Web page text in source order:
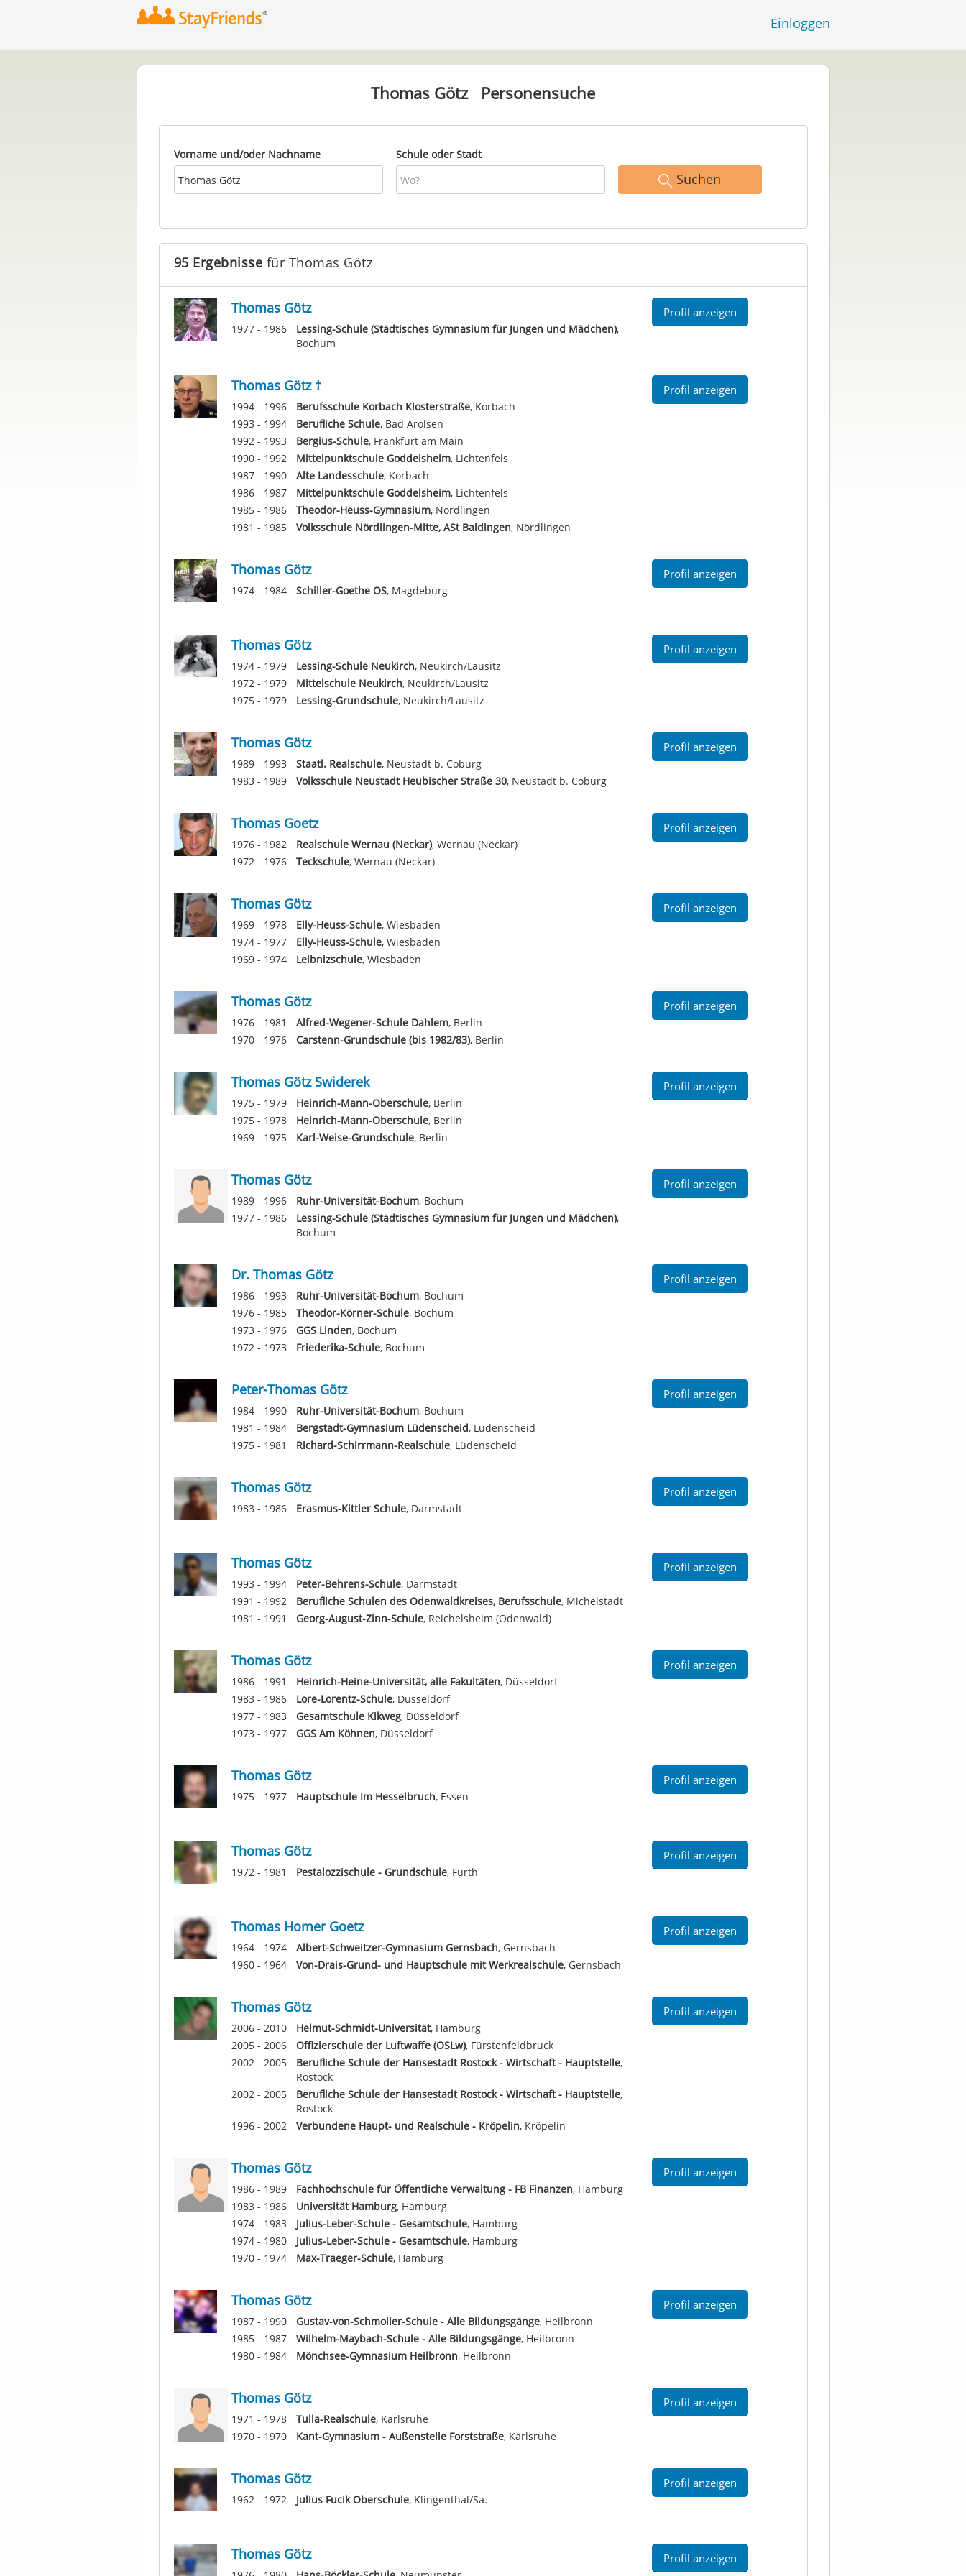
Einloggen
Thomas GötzPersonensuche
Vorname und/oder Nachname Schule oder Stadt
Suchen
95 Ergebnisse für Thomas Götz
Thomas Götz
1977 - 1986 Lessing-Schule (Städtisches Gymnasium für Jungen und Mädchen),
Bochum
Profil anzeigen
Thomas Götz †
1994 - 1996 Berufsschule Korbach Klosterstraße, Korbach
1993 - 1994
Berufliche Schule, Bad Arolsen
1992 - 1993
Bergius-Schule, Frankfurt am Main
1990 - 1992
Mittelpunktschule Goddelsheim, Lichtenfels
1987 - 1990
Alte Landesschule, Korbach
1986 - 1987
Mittelpunktschule Goddelsheim, Lichtenfels
1985 - 1986
Theodor-Heuss-Gymnasium, Nördlingen
1981 - 1985
Volksschule Nördlingen-Mitte, ASt Baldingen, Nördlingen
Profil anzeigen
Thomas Götz
1974 - 1984 Schiller-Goethe OS, Magdeburg
Profil anzeigen
Thomas Götz
1974 - 1979 Lessing-Schule Neukirch, Neukirch/Lausitz
1972 - 1979
Mittelschule Neukirch, Neukirch/Lausitz
1975 - 1979
Lessing-Grundschule, Neukirch/Lausitz
Profil anzeigen
Thomas Götz
1989 - 1993 Staatl. Realschule, Neustadt b. Coburg
1983 - 1989
Volksschule Neustadt Heubischer Straße 30, Neustadt b. Coburg
Profil anzeigen
Thomas Goetz
1976 - 1982 Realschule Wernau (Neckar), Wernau (Neckar)
1972 - 1976
Teckschule, Wernau (Neckar)
Profil anzeigen
Thomas Götz
1969 - 1978 Elly-Heuss-Schule, Wiesbaden
1974 - 1977
Elly-Heuss-Schule, Wiesbaden
1969 - 1974
Leibnizschule, Wiesbaden
Profil anzeigen
Thomas Götz
1976 - 1981 Alfred-Wegener-Schule Dahlem, Berlin
1970 - 1976
Carstenn-Grundschule (bis 1982/83), Berlin
Profil anzeigen
Thomas Götz Swiderek
1975 - 1979 Heinrich-Mann-Oberschule, Berlin
1975 - 1978
Heinrich-Mann-Oberschule, Berlin
1969 - 1975
Karl-Weise-Grundschule, Berlin
Profil anzeigen
Thomas Götz
1989 - 1996 Ruhr-Universität-Bochum, Bochum
1977 - 1986
Lessing-Schule (Städtisches Gymnasium für Jungen und Mädchen),
Bochum
Profil anzeigen
Dr. Thomas Götz
1986 - 1993 Ruhr-Universität-Bochum, Bochum
1976 - 1985
Theodor-Körner-Schule, Bochum
1973 - 1976
GGS Linden, Bochum
1972 - 1973
Friederika-Schule, Bochum
Profil anzeigen
Peter-Thomas Götz
1984 - 1990 Ruhr-Universität-Bochum, Bochum
1981 - 1984
Bergstadt-Gymnasium Lüdenscheid, Lüdenscheid
1975 - 1981
Richard-Schirrmann-Realschule, Lüdenscheid
Profil anzeigen
Thomas Götz
1983 - 1986 Erasmus-Kittler Schule, Darmstadt
Profil anzeigen
Thomas Götz
1993 - 1994 Peter-Behrens-Schule, Darmstadt
1991 - 1992
Berufliche Schulen des Odenwaldkreises, Berufsschule, Michelstadt
1981 - 1991
Georg-August-Zinn-Schule, Reichelsheim (Odenwald)
Profil anzeigen
Thomas Götz
1986 - 1991 Heinrich-Heine-Universität, alle Fakultäten, Düsseldorf
1983 - 1986
Lore-Lorentz-Schule, Düsseldorf
1977 - 1983
Gesamtschule Kikweg, Düsseldorf
1973 - 1977
GGS Am Köhnen, Düsseldorf
Profil anzeigen
Thomas Götz
1975 - 1977 Hauptschule Im Hesselbruch, Essen
Profil anzeigen
Thomas Götz
1972 - 1981 Pestalozzischule - Grundschule, Fürth
Profil anzeigen
Thomas Homer Goetz
1964 - 1974 Albert-Schweitzer-Gymnasium Gernsbach, Gernsbach
1960 - 1964
Von-Drais-Grund- und Hauptschule mit Werkrealschule, Gernsbach
Profil anzeigen
Thomas Götz
2006 - 2010 Helmut-Schmidt-Universität, Hamburg
2005 - 2006
Offizierschule der Luftwaffe (OSLw), Fürstenfeldbruck
2002 - 2005
Berufliche Schule der Hansestadt Rostock - Wirtschaft - Hauptstelle,
Rostock
2002 - 2005
Berufliche Schule der Hansestadt Rostock - Wirtschaft - Hauptstelle,
Rostock
1996 - 2002
Verbundene Haupt- und Realschule - Kröpelin, Kröpelin
Profil anzeigen
Thomas Götz
1986 - 1989 Fachhochschule für Öffentliche Verwaltung - FB Finanzen, Hamburg
1983 - 1986
Universität Hamburg, Hamburg
1974 - 1983
Julius-Leber-Schule - Gesamtschule, Hamburg
1974 - 1980
Julius-Leber-Schule - Gesamtschule, Hamburg
1970 - 1974
Max-Traeger-Schule, Hamburg
Profil anzeigen
Thomas Götz
1987 - 1990 Gustav-von-Schmoller-Schule - Alle Bildungsgänge, Heilbronn
1985 - 1987
Wilhelm-Maybach-Schule - Alle Bildungsgänge, Heilbronn
1980 - 1984
Mönchsee-Gymnasium Heilbronn, Heilbronn
Profil anzeigen
Thomas Götz
1971 - 1978 Tulla-Realschule, Karlsruhe
1970 - 1970
Kant-Gymnasium - Außenstelle Forststraße, Karlsruhe
Profil anzeigen
Thomas Götz
1962 - 1972 Julius Fucik Oberschule, Klingenthal/Sa.
Profil anzeigen
Thomas Götz Profil anzeigen